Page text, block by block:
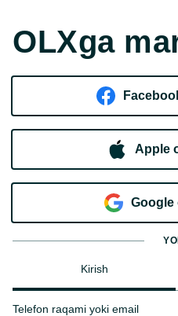
OLXga
Apple
Goo​g​le
Kirish
Telefon raqami yoki email